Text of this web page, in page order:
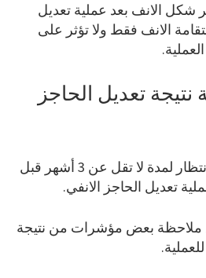
شكل الانف بعد عملية تعديل
الانف فقط ولا تؤثر على
تعديل الحاجز
سوف يحتاج المريض للانتظار لمدة لا تقل عن 3 أشهر قبل
تعديل الحاجز الانفي.
ملاحظة بعض مؤشرات من نتيجة